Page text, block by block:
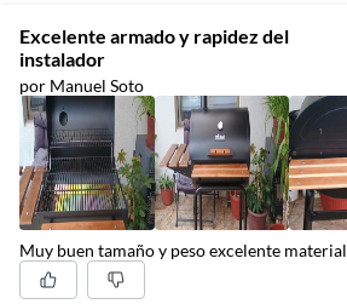
Excelente armado y rapidez del
instalador
por Manuel Soto
Muy buen tamaño y peso excelente material